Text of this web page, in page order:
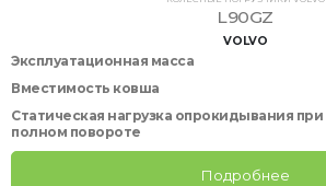
L90GZ
VOLVO
Эксплуатационная масса
Вместимость ковша
Статическая нагрузка опрокидывания при
полном повороте
Подробнее